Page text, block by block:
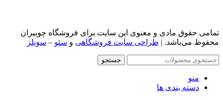
تمامی حقوق مادی و معنوی این سایت برای فروشگاه چوبیران
محفوظ ‌می‌باشد. | طراحی سایت فروشگاهی و سئو – سوبلز
جستجو
منو
دسته بندی ها